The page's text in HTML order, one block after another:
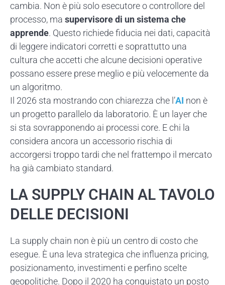
cambia. Non è più solo esecutore o controllore del
processo, ma supervisore di un sistema che
apprende. Questo richiede fiducia nei dati, capacità
di leggere indicatori corretti e soprattutto una
cultura che accetti che alcune decisioni operative
possano essere prese meglio e più velocemente da
un algoritmo.
Il 2026 sta mostrando con chiarezza che l’AI non è
un progetto parallelo da laboratorio. È un layer che
si sta sovrapponendo ai processi core. E chi la
considera ancora un accessorio rischia di
accorgersi troppo tardi che nel frattempo il mercato
ha già cambiato standard.
LA SUPPLY CHAIN AL TAVOLO
DELLE DECISIONI
La supply chain non è più un centro di costo che
esegue. È una leva strategica che influenza pricing,
posizionamento, investimenti e perfino scelte
geopolitiche. Dopo il 2020 ha conquistato un posto